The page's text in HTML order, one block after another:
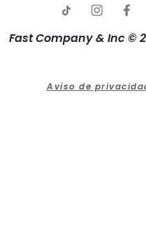
Fast Company & Inc ©
Aviso de